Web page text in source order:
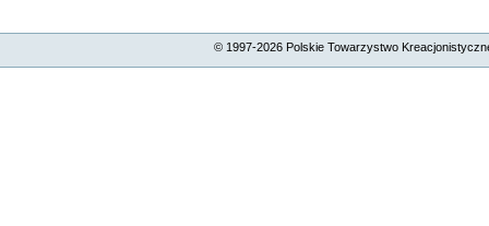
© 1997-2026Polskie Towarzystwo